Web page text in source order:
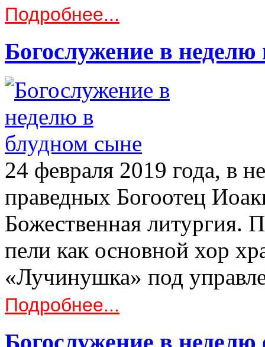
Подробнее...
Богослужение в
24 февраля 2019 года, в
праведных Богоотец
Божественная литургия.
пели как основной хор
«Лучинушка» под
Подробнее...